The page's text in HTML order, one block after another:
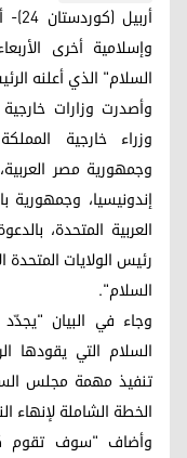
وإسلامية أخرى
السلام" الذي أعلنه
وأصدرت وزارات
وزراء خارجية
وجمهورية مصر
إندونيسيا، وجمهورية
العربية المتحدة،
رئيس الولايات المتحدة
السلام".
وجاء في البيان
السلام التي يقودها
تنفيذ مهمة مجلس
الخطة الشاملة لإنهاء
وأضاف "سوف تقوم